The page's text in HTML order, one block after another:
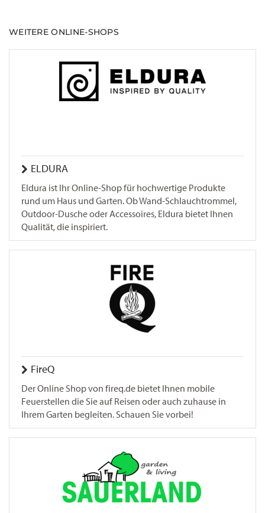
WEITERE ONLINE-SHOPS
ELDURA
Eldura ist Ihr Online-Shop für hochwertige Produkte
rund um Haus und Garten. Ob Wand-Schlauchtrommel,
Outdoor-Dusche oder Accessoires, Eldura bietet Ihnen
Qualität, die inspiriert.
FireQ
Der Online Shop von fireq.de bietet Ihnen mobile
Feuerstellen die Sie auf Reisen oder auch zuhause in
Ihrem Garten begleiten. Schauen Sie vorbei!